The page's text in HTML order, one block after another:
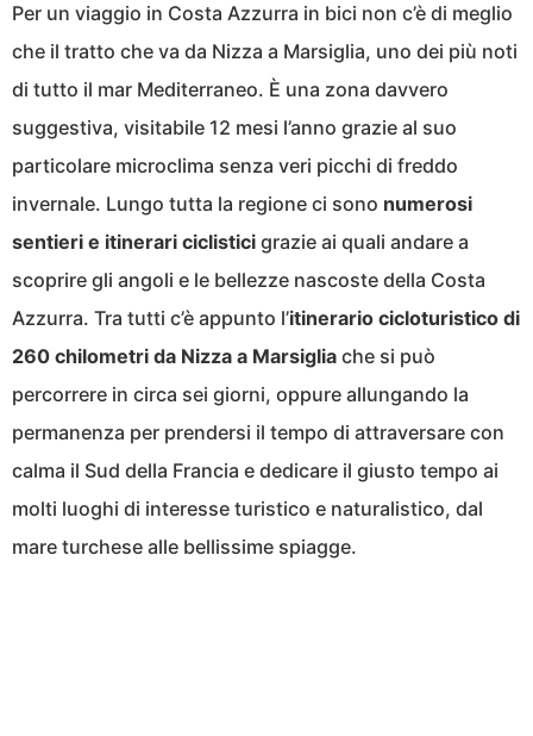
Per un viaggio in Costa Azzurra in bici non c’è di meglio
che il tratto che va da Nizza a Marsiglia, uno dei più noti
di tutto il mar Mediterraneo. È una zona davvero
suggestiva, visitabile 12 mesi l’anno grazie al suo
particolare microclima senza veri picchi di freddo
invernale. Lungo tutta la regione ci sono numerosi
sentieri e itinerari ciclistici grazie ai quali andare a
scoprire gli angoli e le bellezze nascoste della Costa
Azzurra. Tra tutti c’è appunto l’itinerario cicloturistico di
260 chilometri da Nizza a Marsiglia che si può
percorrere in circa sei giorni, oppure allungando la
permanenza per prendersi il tempo di attraversare con
calma il Sud della Francia e dedicare il giusto tempo ai
molti luoghi di interesse turistico e naturalistico, dal
mare turchese alle bellissime spiagge.